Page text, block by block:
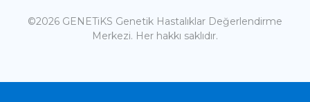
©2026 GENETiKS Genetik Hastalıklar Değerlendirme
Merkezi. Her hakkı saklıdır.